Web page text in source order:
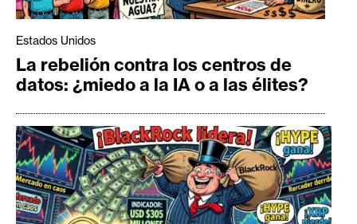
Estados Unidos
La rebelión contra los centros de
datos: ¿miedo a la IA o a las élites?